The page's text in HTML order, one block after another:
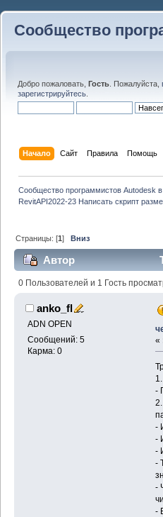
Сообщество
Добро пожаловать, Гость . Пожалуйста,
зарегистрируйтесь
Начало Сайт Правила Помощь
Сообщество программистов Autodesk
RevitAPI2022-23 Написать скрипт
Страницы: [1]Вниз
Автор
аннотации и чертёжного
0 Пользователей и 1 Гость
anko_fl
ADN OPEN
Сообщений: 5
Карма: 0
«
-
-
-
-
-
-
-